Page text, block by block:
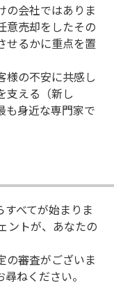
の会社ではありま
意売却をしたその
せるかに重点を置
様の不安に共感し
支える（新し
も身近な専門家で
べてが始まりま
ントが、あなたの
審査がございま
ねください。